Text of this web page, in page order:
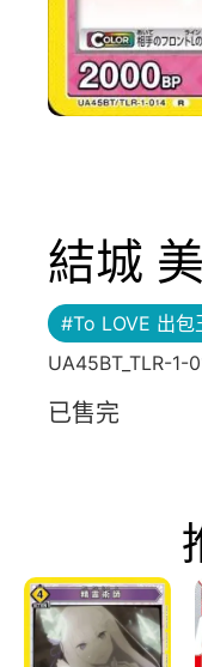
結城
#To LOVE 出包
UA45BT_TLR-1-
已售完